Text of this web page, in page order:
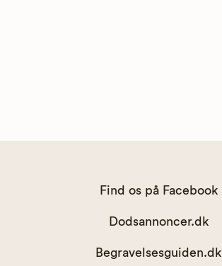
Find os på Facebook
Dodsannoncer.dk
Begravelsesguiden.dk